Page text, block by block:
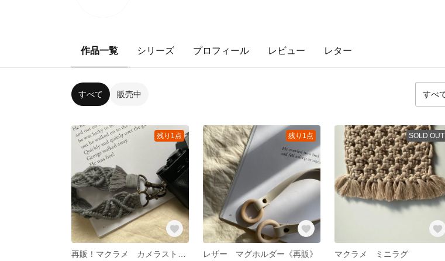
作品一覧 シリーズ プロフィール レビュー レター
すべて 販売中
残り1点 残り1点
レザー マグホルダー《再販》
SOLD OUT
マクラメ ミニラグ